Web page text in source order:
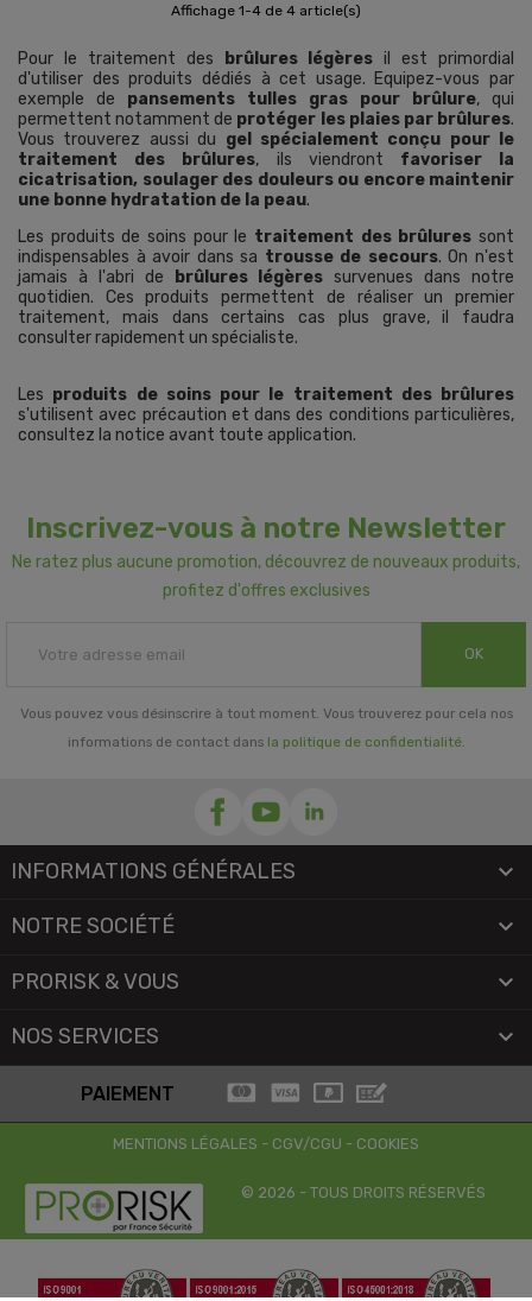
Affichage 1-4 de 4 article(s)
Pour le traitement des brûlures légères il est primordial
d'utiliser des produits dédiés à cet usage. Equipez-vous par
exemple de pansements tulles gras pour brûlure, qui
permettent notamment de protéger les plaies par brûlures.
Vous trouverez aussi du gel spécialement conçu pour le
traitement des brûlures, ils viendront favoriser la
cicatrisation, soulager des douleurs ou encore maintenir
une bonne hydratation de la peau.
Les produits de soins pour le traitement des brûlures sont
indispensables à avoir dans sa trousse de secours. On n'est
jamais à l'abri de
brûlures légères survenues dans notre
quotidien. Ces produits permettent de réaliser un premier
traitement, mais dans certains cas plus grave, il faudra
consulter rapidement un spécialiste.
Les produits de soins pour le traitement des brûlures
s'utilisent avec précaution et dans des conditions particulières,
consultez la notice avant toute application.
Inscrivez-vous à notre Newsletter
Ne ratez plus aucune promotion, découvrez de nouveaux produits,
profitez d'offres exclusives
OK
Vous pouvez vous désinscrire à tout moment. Vous trouverez pour cela nos
informations de contact dans la politique de confidentialité.
INFORMATIONS GÉNÉRALES 
NOTRE SOCIÉTÉ 
PRORISK & VOUS 
NOS SERVICES 
PAIEMENT
MENTIONS LÉGALES - CGV/CGU - COOKIES
© 2026 - TOUS DROITS RÉSERVÉS